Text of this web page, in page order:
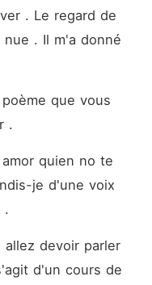
. Le regard de
. Il m'a donné
que vous
.
quien no te
je d'une voix
.
devoir parler
d'un cours de